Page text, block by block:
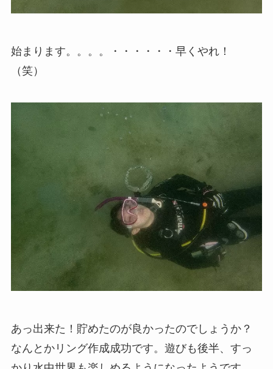
始まります。。。。・・・・・・早くやれ！
（笑）
あっ出来た！貯めたのが良かったのでしょうか？
なんとかリング作成成功です。遊びも後半、すっ